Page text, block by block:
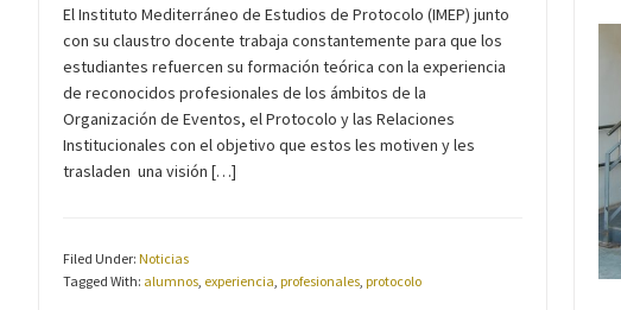
El Instituto Mediterráneo de Estudios de Protocolo (IMEP) junto
con su claustro docente trabaja constantemente para que los
estudiantes refuercen su formación teórica con la experiencia
de reconocidos profesionales de los ámbitos de la
Organización de Eventos, el Protocolo y las Relaciones
Institucionales con el objetivo que estos les motiven y les
trasladen una visión […]
Filed Under: Noticias
Tagged With: alumnos experiencia profesionales protocolo